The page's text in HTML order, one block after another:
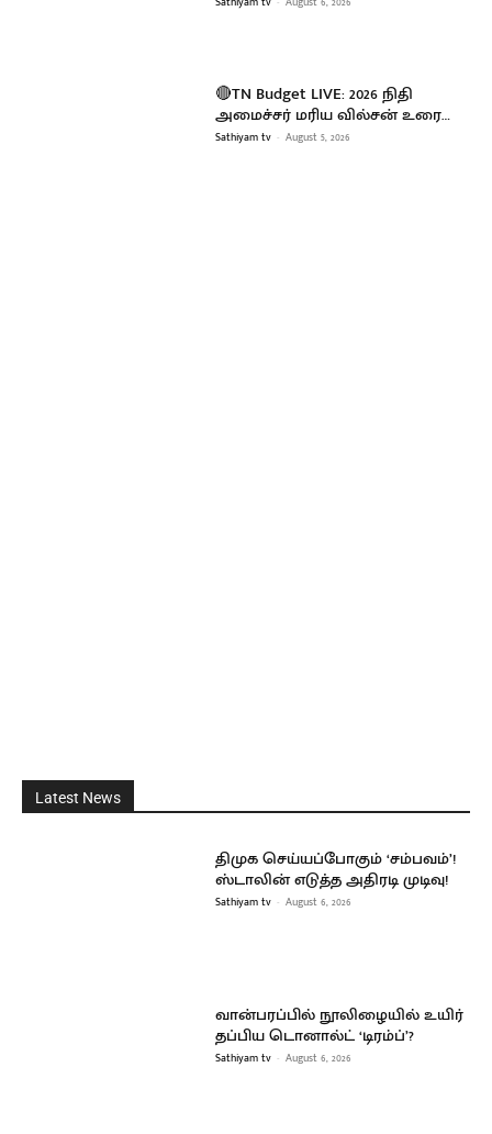
🔴TN Budget LIVE: 2026 நிதி
அமைச்சர் மரிய வில்சன் உரை…
Sathiyam tv - August 5, 2026
Latest News
திமுக செய்யப்போகும் ‘சம்பவம்’!
ஸ்டாலின் எடுத்த அதிரடி முடிவு!
Sathiyam tv - August 6, 2026
வான்பரப்பில் நூலிழையில் உயிர்
தப்பிய டொனால்ட் ‘டிரம்ப்’?
Sathiyam tv - August 6, 2026